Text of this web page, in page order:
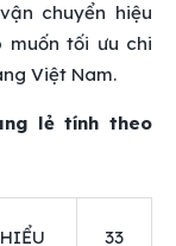
chuyển hiệu
muốn tối ưu chi
Việt Nam.
lẻ tính theo
33